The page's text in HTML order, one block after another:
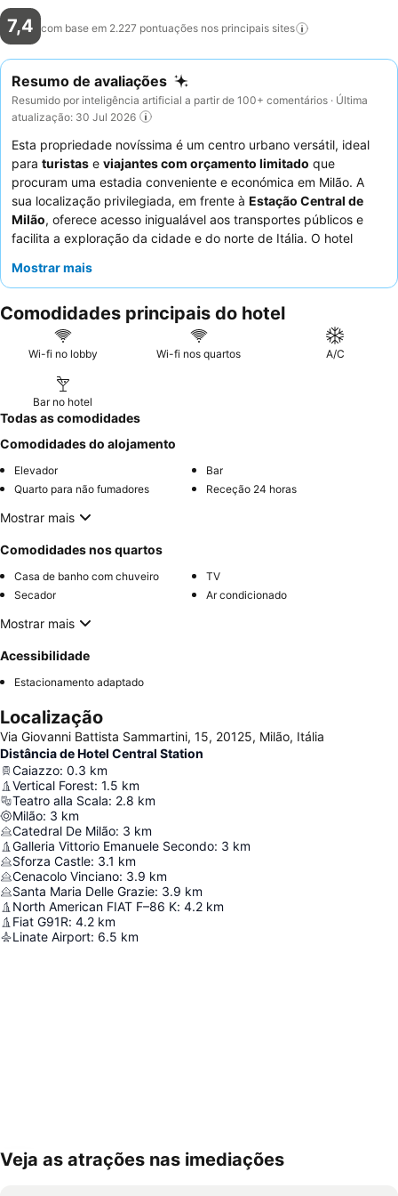
7,4 com base em 2.227 pontuações nos principais sites
Resumo de avaliações
Resumido por inteligência artificial a partir de 100+ comentários · Última
atualização: 30 Jul 2026
Esta propriedade novíssima é um centro urbano versátil, ideal
para turistas e viajantes com orçamento limitado que
procuram uma estadia conveniente e económica em Milão. A
sua localização privilegiada, em frente à Estação Central de
Milão, oferece acesso inigualável aos transportes públicos e
facilita a exploração da cidade e do norte de Itália. O hotel
chuveiros, garantindo uma experiência relaxante. Os hóspedes
simpáticose apreciam a máquina de café gratuita, embora o
pequeno-almoço receba feedback misto. Para uma estadia
mais tranquila, os hóspedes podem considerar solicitar um
Mostrar mais
Comodidades principais do hotel
Wi-fi no lobby Wi-fi nos quartos A/C
Bar no hotel
Todas as comodidades
Comodidades do alojamento
Elevador
Bar
Quarto para não fumadores
Receção 24 horas
Mostrar mais
Comodidades nos quartos
Casa de banho com chuveiro
TV
Secador
Ar condicionado
Mostrar mais
Acessibilidade
Estacionamento adaptado
Localização
Via Giovanni Battista Sammartini, 15, 20125, Milão, Itália
Distância de Hotel Central Station
Caiazzo: 0.3 km
Vertical Forest: 1.5 km
Teatro alla Scala: 2.8 km
Milão: 3 km
Catedral De Milão: 3 km
Galleria Vittorio Emanuele Secondo: 3 km
Sforza Castle: 3.1 km
Cenacolo Vinciano: 3.9 km
Santa Maria Delle Grazie: 3.9 km
North American FIAT F–86 K: 4.2 km
Fiat G91R: 4.2 km
Linate Airport: 6.5 km
Ampliar mapa
Veja as atrações nas imediações